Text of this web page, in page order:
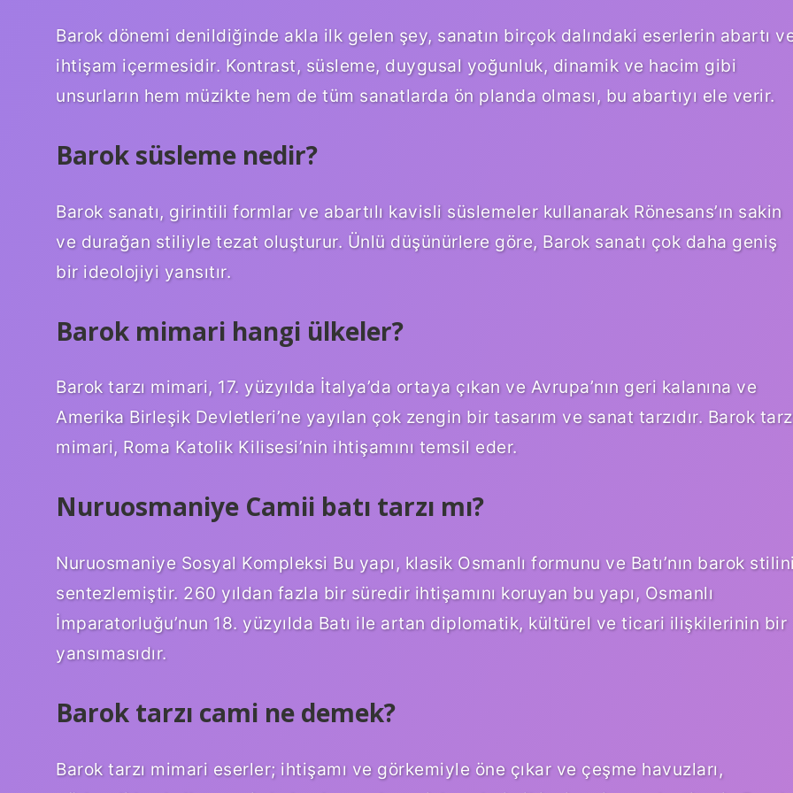
Barok dönemi denildiğinde akla ilk gelen şey, sanatın birçok dalındaki eserlerin abartı
ihtişam içermesidir. Kontrast, süsleme, duygusal yoğunluk, dinamik ve hacim gibi
unsurların hem müzikte hem de tüm sanatlarda ön planda olması, bu abartıyı ele verir.
Barok süsleme nedir?
Barok sanatı, girintili formlar ve abartılı kavisli süslemeler kullanarak Rönesans’ın sakin
ve durağan stiliyle tezat oluşturur. Ünlü düşünürlere göre, Barok sanatı çok daha geniş
bir ideolojiyi yansıtır.
Barok mimari hangi ülkeler?
Barok tarzı mimari, 17. yüzyılda İtalya’da ortaya çıkan ve Avrupa’nın geri kalanına ve
Amerika Birleşik Devletleri’ne yayılan çok zengin bir tasarım ve sanat tarzıdır. Barok
mimari, Roma Katolik Kilisesi’nin ihtişamını temsil eder.
Nuruosmaniye Camii batı tarzı mı?
Nuruosmaniye Sosyal Kompleksi Bu yapı, klasik Osmanlı formunu ve Batı’nın barok
sentezlemiştir. 260 yıldan fazla bir süredir ihtişamını koruyan bu yapı, Osmanlı
İmparatorluğu’nun 18. yüzyılda Batı ile artan diplomatik, kültürel ve ticari ilişkilerinin bir
yansımasıdır.
Barok tarzı cami ne demek?
Barok tarzı mimari eserler; ihtişamı ve görkemiyle öne çıkar ve çeşme havuzları,